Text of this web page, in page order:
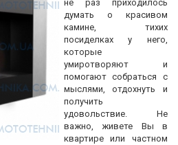
не раз приходилось
думать о красивом
камине, тихих
посиделках у него,
которые
умиротворяют и
помогают собраться с
мыслями, отдохнуть и
получить
удовольствие. Не
важно, живете Вы в
квартире или частном